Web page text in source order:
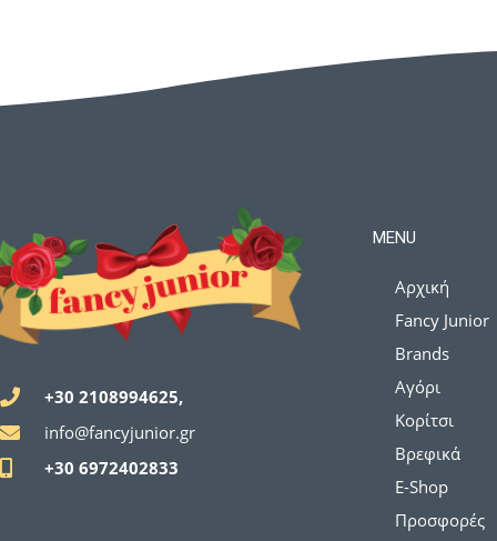
+30 2108994625,
info@fancyjunior.gr
+30 6972402833
MENU
Αρχική
Fancy Junior
Brands
Αγόρι
Κορίτσι
Βρεφικά
E-Shop
Προσφορές